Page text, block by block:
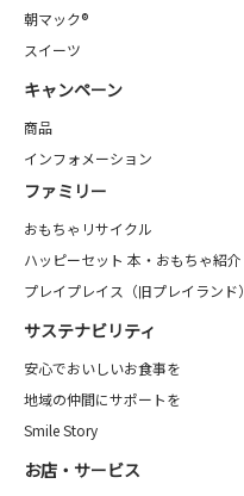
朝マック®
スイーツ
キャンペーン
商品
インフォメーション
ファミリー
おもちゃリサイクル
ハッピーセット 本・おもちゃ紹介
プレイプレイス（旧プレイランド）
サステナビリティ
安心でおいしいお食事を
地域の仲間にサポートを
Smile Story
お店・サービス